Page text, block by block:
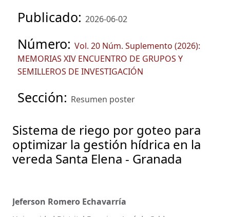
Publicado: 2026-06-02
Número: Vol. 20 Núm. Suplemento (2026):
MEMORIAS XIV ENCUENTRO DE GRUPOS Y
SEMILLEROS DE INVESTIGACIÓN
Sección: Resumen poster
Sistema de riego por goteo para
optimizar la gestión hídrica en la
vereda Santa Elena - Granada
Jeferson Romero Echavarría